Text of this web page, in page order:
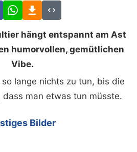
hängt entspannt am Ast
humorvollen, gemütlichen
Vibe.
lange nichts zu tun, bis die
dass man etwas tun müsste.
Bilder